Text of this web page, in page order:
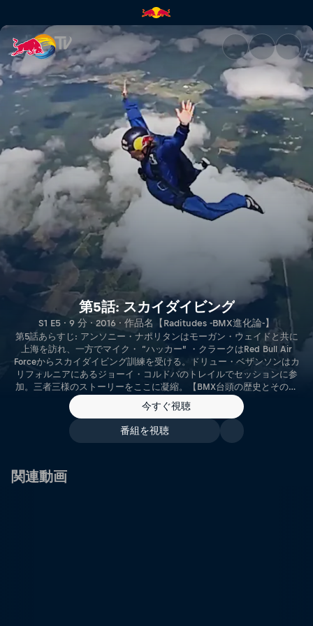
第5話: スカイダイビング |
第5話: スカイダイビング
S1 E5 · 9 分 · 2016 · 作品名【Raditudes -BMX進化論-】
第5話あらすじ: アンソニー・ナポリタンはモーガン・ウェイドと共に
上海を訪れ、一方でマイク・ “ハッカー” ・クラークはRed Bull Air
Forceからスカイダイビング訓練を受ける。ドリュー・ベザンソンはカ
リフォルニアにあるジョーイ・コルドバのトレイルでセッションに参
加。三者三様のストーリーをここに凝縮。【BMX台頭の歴史とそのキ
ーパーソンに迫る（シーズン1／全10話／日本語字幕）】
今すぐ視聴
番組を視聴
関連動画